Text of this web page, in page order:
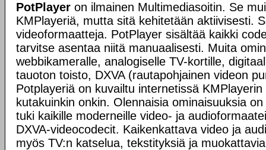
PotPlayer on ilmainen Multimediasoitin. Se
KMPlayeriä, mutta sitä kehitetään aktiivisesti.
videoformaatteja. PotPlayer sisältää kaikki
tarvitse asentaa niitä manuaalisesti. Muita
webbikameralle, analogiselle TV-kortille,
tauoton toisto, DXVA (rautapohjainen videon
Potplayeriä on kuvailtu internetissä
kutakuinkin onkin. Olennaisia ominaisuuksia
tuki kaikille moderneille video- ja
DXVA-videocodecit. Kaikenkattava video ja
myös TV:n katselua, tekstityksiä ja